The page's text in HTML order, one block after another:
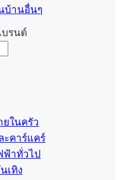
บ้านอื่นๆ
รนด์
ยในครัว
คาร์แคร์
ฟ้าทั่วไป
เทิง